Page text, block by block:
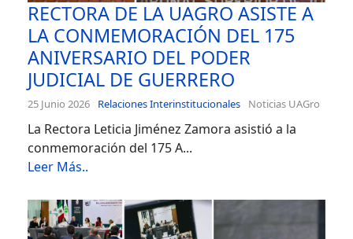
RECTORA DE LA UAGRO ASISTE A
LA CONMEMORACIÓN DEL 175
ANIVERSARIO DEL PODER
JUDICIAL DE GUERRERO
25 Junio 2026 Relaciones Interinstitucionales Noticias UAGro
La Rectora Leticia Jiménez Zamora asistió a la
conmemoración del 175 A...
Leer Más..